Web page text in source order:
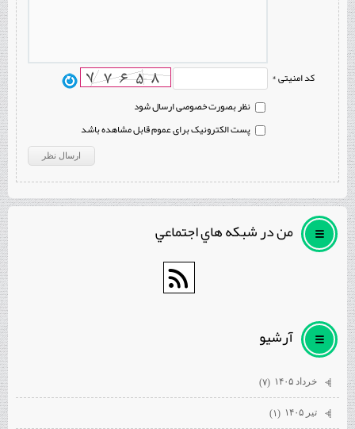
کد امنیتی *
نظر بصورت خصوصی ارسال شود
پست الکترونیک برای عموم قابل مشاهده باشد
من در شبكه هاي اجتماعي
آرشيو
خرداد ۱۴۰۵ (۷)
تیر ۱۴۰۵ (۱)